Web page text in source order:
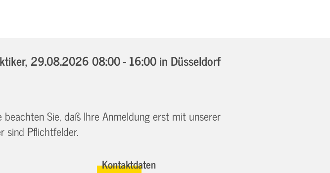
29.08.2026 08:00 - 16:00in Düsseldorf
Sie, daß Ihre Anmeldung erst mit unserer
sind Pflichtfelder.
Kontaktdaten